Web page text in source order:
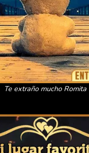
Te extraño mucho Romita